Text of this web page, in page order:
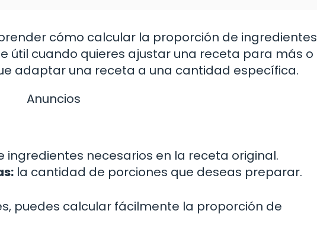
cómo calcular la proporción de ingredientes
útil cuando quieres ajustar una receta para más o
adaptar una receta a una cantidad específica.
Anuncios
ingredientes necesarios en la receta original.
la cantidad de porciones que deseas preparar.
puedes calcular fácilmente la proporción de